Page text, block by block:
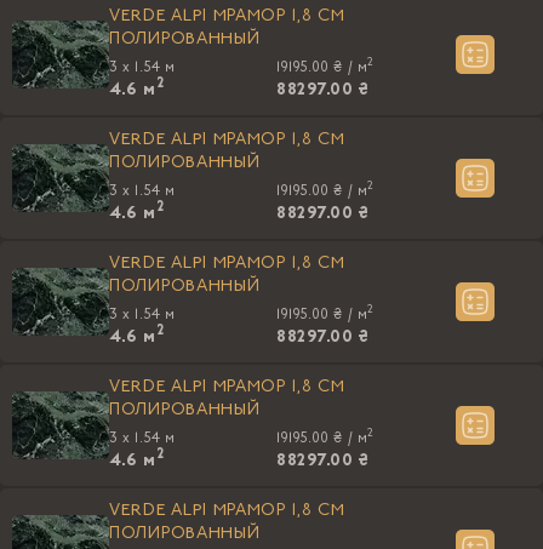
VERDE ALPI МРАМОР 1,8 CM
ПОЛИРОВАННЫЙ
3 x 1.54 м
4.6 м 2
19195.00 ₴ / м2
88297.00 ₴
VERDE ALPI МРАМОР 1,8 CM
ПОЛИРОВАННЫЙ
3 x 1.54 м
4.6 м 2
19195.00 ₴ / м2
88297.00 ₴
VERDE ALPI МРАМОР 1,8 CM
ПОЛИРОВАННЫЙ
3 x 1.54 м
4.6 м 2
19195.00 ₴ / м2
88297.00 ₴
VERDE ALPI МРАМОР 1,8 CM
ПОЛИРОВАННЫЙ
3 x 1.54 м
4.6 м 2
19195.00 ₴ / м2
88297.00 ₴
VERDE ALPI МРАМОР 1,8 CM
ПОЛИРОВАННЫЙ